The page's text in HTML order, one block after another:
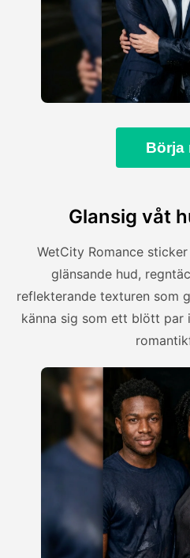
Börja
Glansig våt
WetCity Romance
glänsande hud,
reflekterande texturen som
känna sig som ett blött